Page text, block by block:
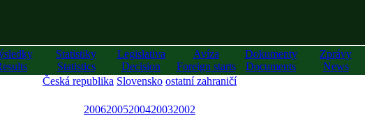
Statistiky
Statistics
Legislativa
Decision
Avíza
Foreign starts
Dokumenty
Documents
Zprávy
News
Česká republika Slovensko ostatní zahraničí
20062005200420032002